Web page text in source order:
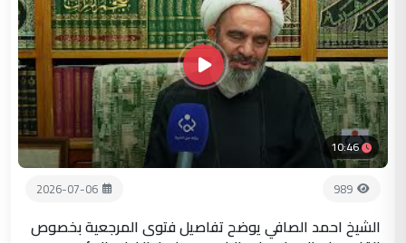
10:46
989
2026-07-06
الشيخ احمد الصافي يوضح تفاصيل فتوى المرجعية بخصوص